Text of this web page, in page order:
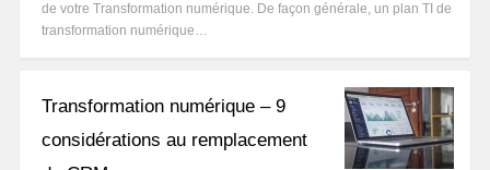
de votre Transformation numérique. De façon générale, un plan TI de
transformation numérique…
Transformation numérique – 9
considérations au remplacement